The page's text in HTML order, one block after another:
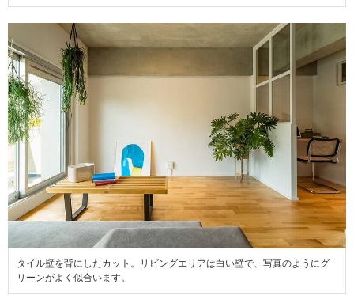
タイル壁を背にしたカット。リビングエリアは白い壁で、写真のようにグ
リーンがよく似合います。